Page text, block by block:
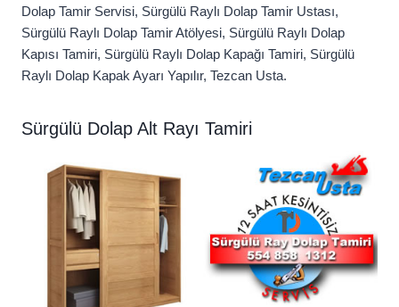
Dolap Tamir Servisi, Sürgülü Raylı Dolap Tamir Ustası,
Sürgülü Raylı Dolap Tamir Atölyesi, Sürgülü Raylı Dolap
Kapısı Tamiri, Sürgülü Raylı Dolap Kapağı Tamiri, Sürgülü
Raylı Dolap Kapak Ayarı Yapılır, Tezcan Usta.
Sürgülü Dolap Alt Rayı Tamiri